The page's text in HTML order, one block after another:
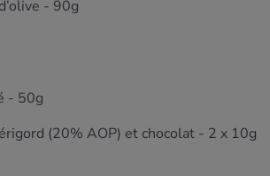
- 90g
- 50g
(20% AOP) et chocolat - 2 x 10g